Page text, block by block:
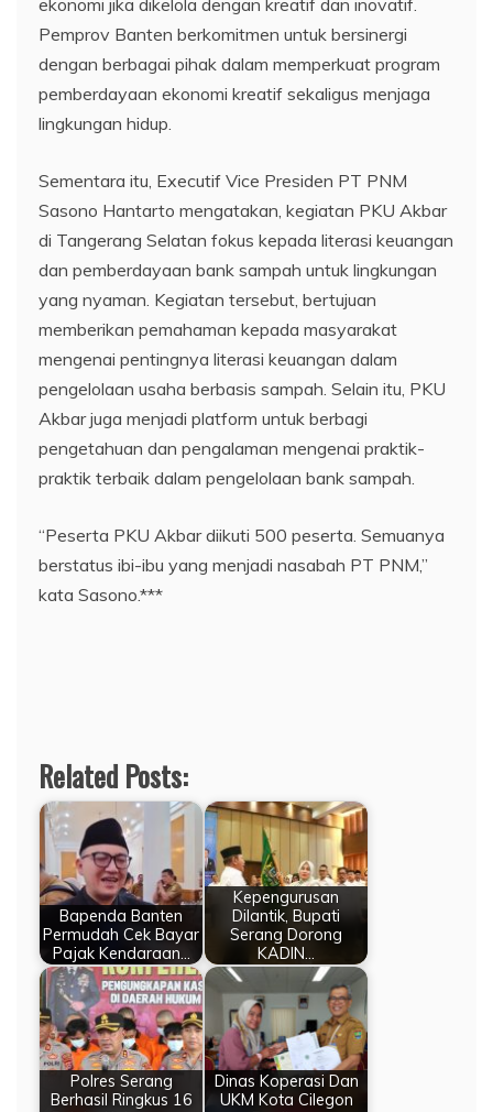
ekonomi jika dikelola dengan kreatif dan inovatif.
Pemprov Banten berkomitmen untuk bersinergi
dengan berbagai pihak dalam memperkuat program
pemberdayaan ekonomi kreatif sekaligus menjaga
lingkungan hidup.
Sementara itu, Executif Vice Presiden PT PNM
Sasono Hantarto mengatakan, kegiatan PKU Akbar
di Tangerang Selatan fokus kepada literasi keuangan
dan pemberdayaan bank sampah untuk lingkungan
yang nyaman. Kegiatan tersebut, bertujuan
memberikan pemahaman kepada masyarakat
mengenai pentingnya literasi keuangan dalam
pengelolaan usaha berbasis sampah. Selain itu, PKU
Akbar juga menjadi platform untuk berbagi
pengetahuan dan pengalaman mengenai praktik-
praktik terbaik dalam pengelolaan bank sampah.
“Peserta PKU Akbar diikuti 500 peserta. Semuanya
berstatus ibi-ibu yang menjadi nasabah PT PNM,”
kata Sasono.***
Related Posts:
Bapenda Banten
Permudah Cek Bayar
Pajak Kendaraan…
Kepengurusan
Dilantik, Bupati
Serang Dorong
KADIN…
Polres Serang
Berhasil Ringkus 16
Dinas Koperasi Dan
UKM Kota Cilegon